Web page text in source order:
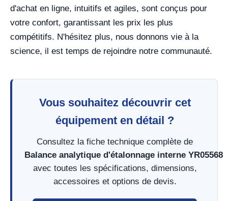
d'achat en ligne, intuitifs et agiles, sont conçus pour
votre confort, garantissant les prix les plus
compétitifs. N'hésitez plus, nous donnons vie à la
science, il est temps de rejoindre notre communauté.
Vous souhaitez découvrir cet
équipement en détail ?
Consultez la fiche technique complète de
Balance analytique d'étalonnage interne YR05568
avec toutes les spécifications, dimensions,
accessoires et options de devis.